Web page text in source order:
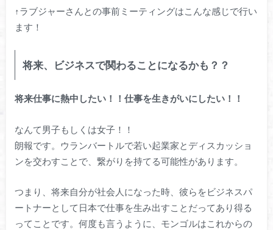
↑ラブジャーさんとの事前ミーティングはこんな感じで行い
ます！
将来、ビジネスで関わることになるかも？？
将来仕事に熱中したい！！仕事を生きがいにしたい！！
なんて男子もしくは女子！！
朗報です。ウランバートルで若い起業家とディスカッショ
ンを交わすことで、繋がりを持てる可能性があります。
つまり、将来自分が社会人になった時、彼らをビジネスパ
ートナーとして日本で仕事を生み出すことだってあり得る
ってことです。何度も言うように、モンゴルはこれからの